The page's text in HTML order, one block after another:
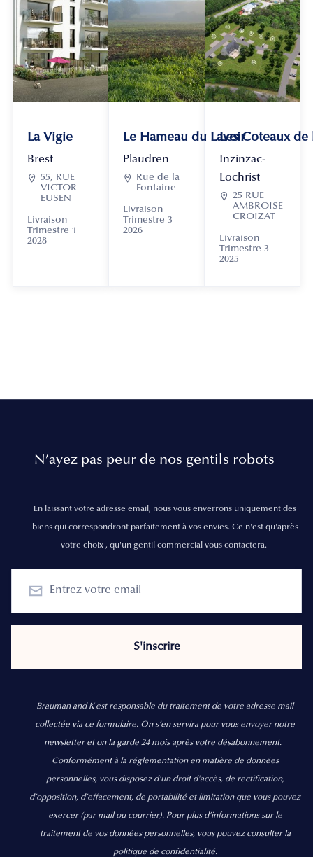
La Vigie
Brest
 55, RUE
VICTOR
EUSEN
Livraison
Trimestre 1
2028
Le Hameau du Lavoir
Plaudren

Rue de la
Fontaine
Livraison
Trimestre 3
2026
Les Coteaux
Inzinzac-
Lochrist
 25 RUE
AMBROISE
CROIZAT
Livraison
Trimestre 3
2025
N’ayez pas peur de nos gentils robots
En laissant votre adresse email, nous vous enverrons uniquement des
biens qui correspondront parfaitement à vos envies. Ce n'est qu'après
votre choix , qu'un gentil commercial vous contactera.
Brauman and K est responsable du traitement de votre adresse mail
collectée via ce formulaire. On s’en servira pour vous envoyer notre
newsletter et on la garde 24 mois après votre désabonnement.
Conformément à la réglementation en matière de données
personnelles, vous disposez d'un droit d'accès, de rectification,
d’opposition, d’effacement, de portabilité et limitation que vous pouvez
exercer (par mail ou courrier). Pour plus d’informations sur le
traitement de vos données personnelles, vous pouvez consulter la
politique de confidentialité.